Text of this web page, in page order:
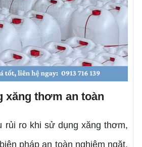
xăng thơm an toàn
ro khi sử dụng xăng thơm,
pháp an toàn nghiêm ngặt.